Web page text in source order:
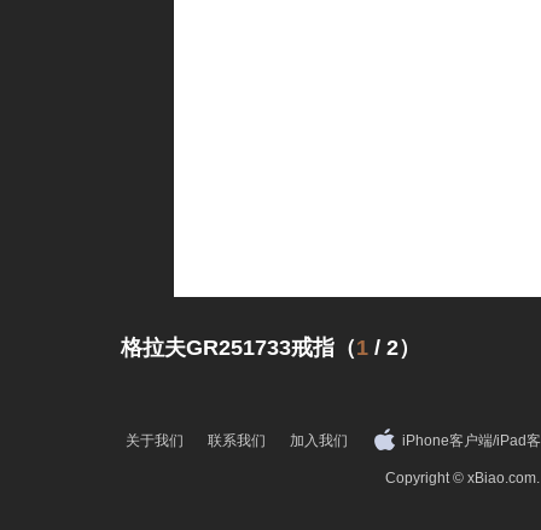
格拉夫GR251733戒指（1 / 2）
关于我们 联系我们 加入我们 iPhone客户端/iPad
Copyright ©